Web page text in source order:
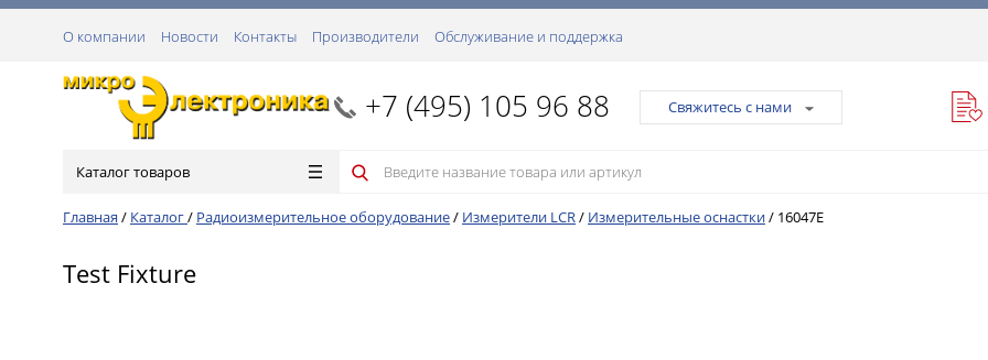
О компании Новости Контакты Производители Обслуживание и поддержка
+7 (495) 105 96 88 Свяжитесь с нами
Каталог товаров
Главная / Каталог/ Радиоизмерительное оборудование/ Измерители LCR/ Измерительные оснастки/ 16047E
Test Fixture